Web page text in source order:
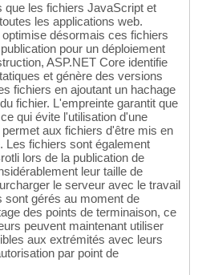
que les fichiers JavaScript et
les applications web.
désormais ces fichiers
pour un déploiement
ASP.NET Core identifie
et génère des versions
fichiers en ajoutant un hachage
fichier. L'empreinte garantit que
qui évite l'utilisation d'une
aux fichiers d'être mis en
Les fichiers sont également
lors de la publication de
leur taille de
le serveur avec le travail
gérés au moment de
des points de terminaison, ce
peuvent maintenant utiliser
aux extrémités avec leurs
par point de